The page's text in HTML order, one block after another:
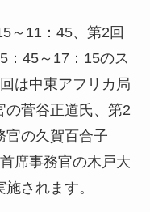
～11：45、第2回
：45～17：15のス
は中東アフリカ局
の菅谷正道氏、第2
官の久賀百合子
席事務官の木戸大
されます。